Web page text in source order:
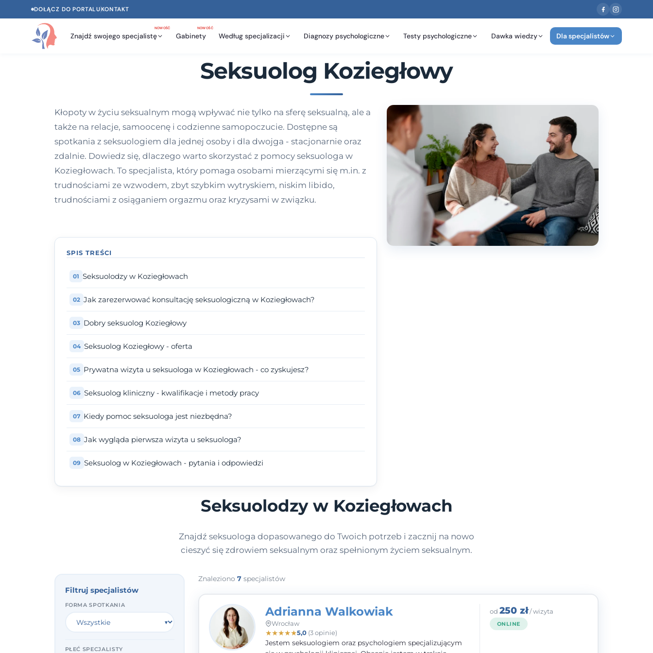
DOŁĄCZ DO PORTALUKONTAKT
Znajdź swojego specjalistę
NOWOŚĆ
Gabinety
NOWOŚĆ
Według specjalizacji Diagnozy psychologiczne Testy psychologiczne Dawka wiedzy Dla specjalistów
Seksuolog Koziegłowy
Kłopoty w życiu seksualnym mogą wpływać nie tylko na sferę seksualną, ale a
także na relacje, samoocenę i codzienne samopoczucie. Dostępne są
spotkania z seksuologiem dla jednej osoby i dla dwojga - stacjonarnie oraz
zdalnie. Dowiedz się, dlaczego warto skorzystać z pomocy seksuologa w
Koziegłowach. To specjalista, który pomaga osobami mierzącymi się m.in. z
trudnościami ze wzwodem, zbyt szybkim wytryskiem, niskim libido,
trudnościami z osiąganiem orgazmu oraz kryzysami w związku.
SPIS TREŚCI
Seksuolodzy w Koziegłowach
Jak zarezerwować konsultację seksuologiczną w Koziegłowach?
Dobry seksuolog Koziegłowy
Seksuolog Koziegłowy - oferta
Prywatna wizyta u seksuologa w Koziegłowach - co zyskujesz?
Seksuolog kliniczny - kwalifikacje i metody pracy
Kiedy pomoc seksuologa jest niezbędna?
Jak wygląda pierwsza wizyta u seksuologa?
Seksuolog w Koziegłowach - pytania i odpowiedzi
Seksuolodzy w Koziegłowach
Znajdź seksuologa dopasowanego do Twoich potrzeb i zacznij na nowo
cieszyć się zdrowiem seksualnym oraz spełnionym życiem seksualnym.
Filtruj specjalistów
FORMA SPOTKANIA
PŁEĆ SPECJALISTY
Znaleziono 7 specjalistów
Adrianna Walkowiak
Wrocław
★★★★★5,0(3 opinie)
Jestem seksuologiem oraz psychologiem specjalizującym
od 250 zł/ wizyta
ONLINE